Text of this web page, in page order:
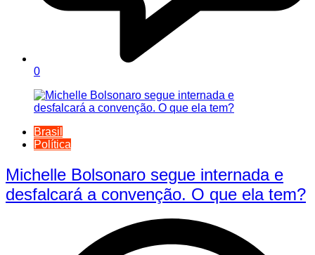
0
Brasil
Política
Michelle Bolsonaro segue internada e
desfalcará a convenção. O que ela tem?